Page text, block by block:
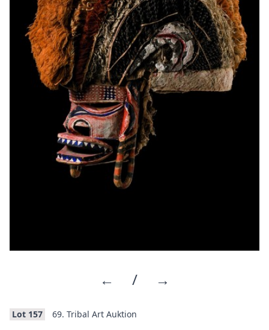
← / →
Lot 157 69. Tribal Art Auktion